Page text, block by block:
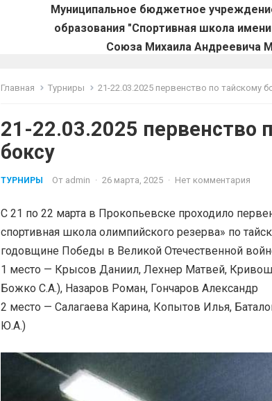
Муниципальное бюджетное
образования "Спортивная школа
Союза Михаила Андреевича
Главная Турниры 21-22.03.2025 первенство по тайскому
21-22.03.2025 первенство
боксу
ТУРНИРЫ От admin · 26 марта, 2025 · Нет комментария
С 21 по 22 марта в Прокопьевске проходило
спортивная школа олимпийского резерва» по
годовщине Победы в Великой Отечественной
1 место — Крысов Даниил, Лехнер Матвей,
Божко С.А.), Назаров Роман, Гончаров Александр
2 место — Салагаева Карина, Копытов Илья,
Ю.А.)